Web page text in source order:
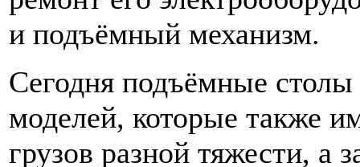
и подъёмный механизм.
Сегодня подъёмные
моделей, которые также
грузов разной тяжести, а